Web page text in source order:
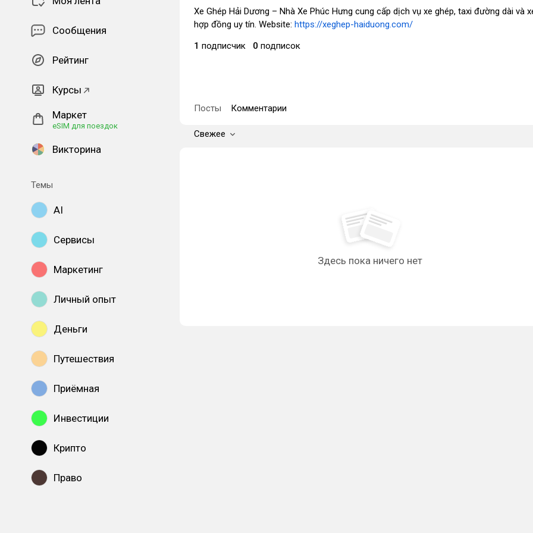
Сообщения
Рейтинг
Курсы
Маркет
eSIM для поездок
Викторина
Темы
AI
Сервисы
Маркетинг
Личный опыт
Деньги
Путешествия
Приёмная
Инвестиции
Крипто
Право
Xe Ghép Hải Dương – Nhà Xe Phúc Hưng cung cấp dịch vụ xe ghép, taxi đường dài và
hợp đồng uy tín. Website: https://xeghep-haiduong.com/
1 подписчик 0 подписок
Посты Комментарии
Свежее
Здесь пока ничего нет